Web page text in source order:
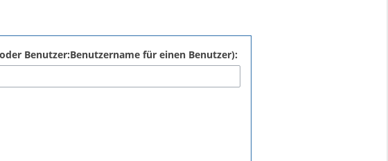
Benutzer:Benutzername für einen Benutzer):